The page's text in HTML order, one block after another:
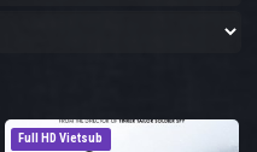
Full HD Vietsub